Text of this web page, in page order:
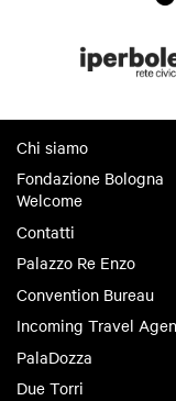
Chi siamo
Fondazione Bologna
Welcome
Contatti
Palazzo Re Enzo
Convention Bureau
Incoming Travel
PalaDozza
Due Torri